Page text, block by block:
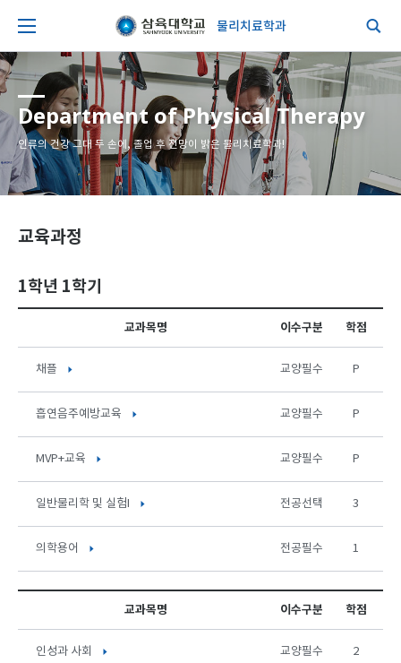
물리치료학과
Department of Physical Therapy
인류의 건강 그대 두 손에, 졸업 후 전망이 밝은 물리치료학과!
교육과정
1학년 1학기
교과목명 이수구분 학점
채플 교양필수 P
흡연음주예방교육 교양필수 P
MVP+교육 교양필수 P
일반물리학 및 실험I 전공선택 3
의학용어 전공필수 1
교과목명 이수구분 학점
인성과 사회 교양필수 2